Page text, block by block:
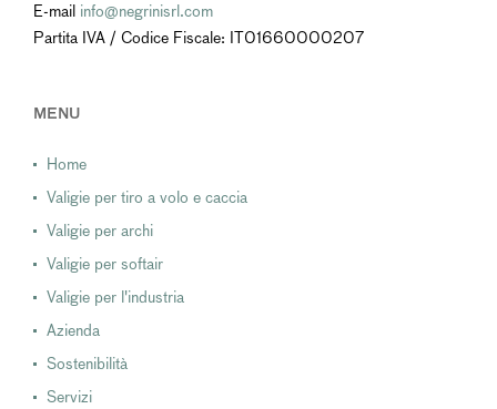
E-mail info@negrinisrl.com
Partita IVA / Codice Fiscale: IT01660000207
MENU
Home
Valigie per tiro a volo e caccia
Valigie per archi
Valigie per softair
Valigie per l'industria
Azienda
Sostenibilità
Servizi